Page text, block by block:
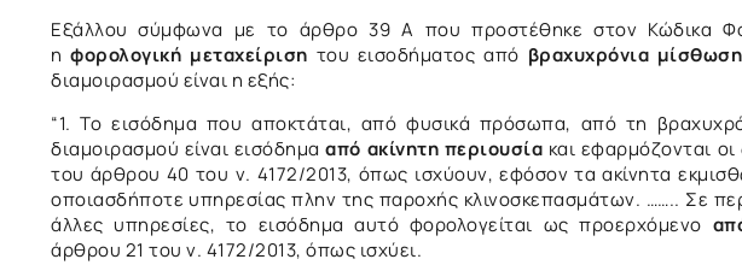
Εξάλλου σύμφωνα με το άρθρο 39 Α που προστέθηκε στον Κώδικα
ηφορολογική μεταχείριση του εισοδήματος από βραχυχρόνια
διαμοιρασμού είναι η εξής:
“1. Το εισόδημα που αποκτάται, από φυσικά πρόσωπα, από τη
διαμοιρασμού είναι εισόδημααπό ακίνητη περιουσία και εφαρμόζονται
του άρθρου 40 του ν. 4172/2013, όπως ισχύουν, εφόσον τα ακίνητα
οποιασδήποτε υπηρεσίας πλην της παροχής κλινοσκεπασμάτων. …….. Σε
άλλες υπηρεσίες, το εισόδημα αυτό φορολογείται ως προερχόμενο
άρθρου 21 του ν. 4172/2013, όπως ισχύει.